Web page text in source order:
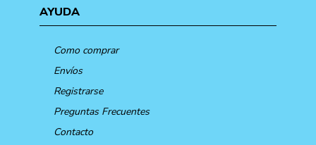
AYUDA
Como comprar
Envíos
Registrarse
Preguntas Frecuentes
Contacto